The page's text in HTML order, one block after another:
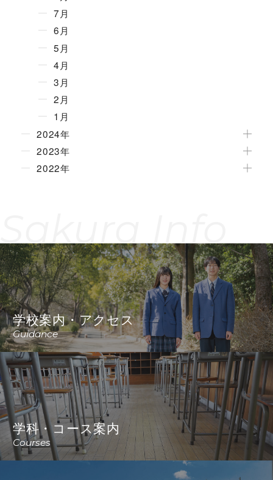
7月
6月
5月
4月
3月
2月
1月
2024年
2023年
2022年
学校案内・アクセス
Guidance
学科・コース案内
Courses